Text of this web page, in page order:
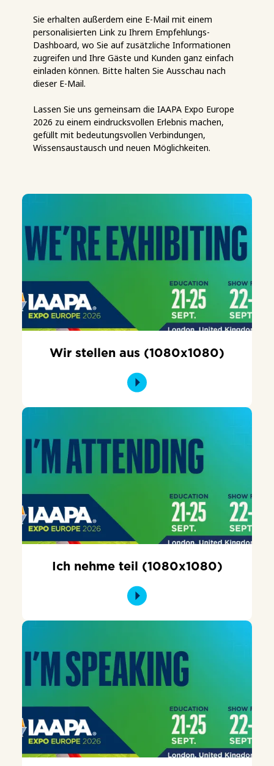
Sie erhalten außerdem eine E-Mail mit einem
personalisierten Link zu Ihrem Empfehlungs-
Dashboard, wo Sie auf zusätzliche Informationen
zugreifen und Ihre Gäste und Kunden ganz einfach
einladen können. Bitte halten Sie Ausschau nach
dieser E-Mail.
Lassen Sie uns gemeinsam die IAAPA Expo Europe
2026 zu einem eindrucksvollen Erlebnis machen,
gefüllt mit bedeutungsvollen Verbindungen,
Wissensaustausch und neuen Möglichkeiten.
Wir stellen aus (1080x1080)
Ich nehme teil (1080x1080)